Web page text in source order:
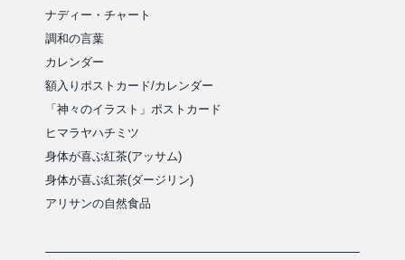
ナディー・チャート
調和の言葉
カレンダー
額入りポストカード/カレンダー
「神々のイラスト」ポストカード
ヒマラヤハチミツ
身体が喜ぶ紅茶(アッサム)
身体が喜ぶ紅茶(ダージリン)
アリサンの自然食品